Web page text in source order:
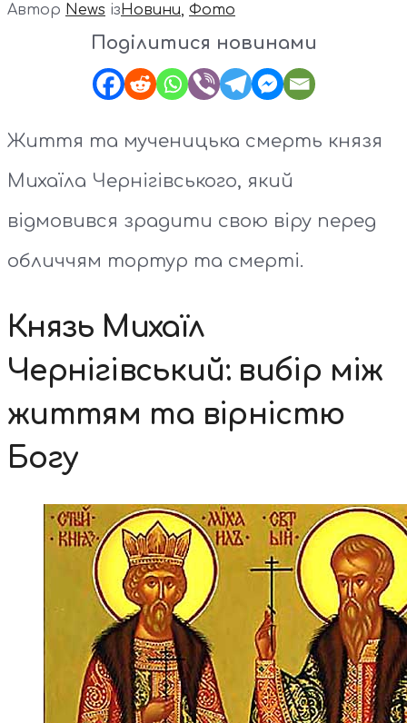
Автор News ізНовини, Фото
Поділитися новинами
Життя та мученицька смерть князя
Михаїла Чернігівського, який
відмовився зрадити свою віру перед
обличчям тортур та смерті.
Князь Михаїл
Чернігівський: вибір між
життям та вірністю
Богу